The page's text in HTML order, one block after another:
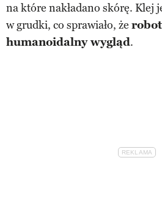
na które nakładano skórę. Klej
w grudki, co sprawiało, że
humanoidalny wygląd.